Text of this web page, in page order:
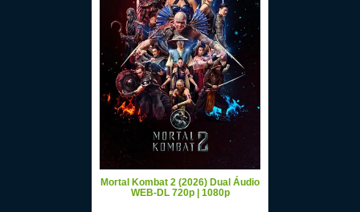
Mortal Kombat 2 (2026) Dual Áudio
WEB-DL 720p | 1080p